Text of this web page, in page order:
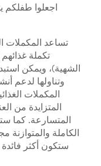
اجعلوا طفلكم
تساعد المكملات
تكملة
الشهية)، ويمكن
وتناولها لدعم
المكملات
المتزايدة من
المتسارعة. كما
الكاملة والمتوازنة
ستكون أكثر فائدة